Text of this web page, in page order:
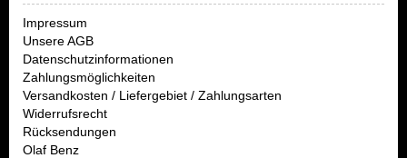
Impressum
Unsere AGB
Datenschutzinformationen
Zahlungsmöglichkeiten
Versandkosten / Liefergebiet / Zahlungsarten
Widerrufsrecht
Rücksendungen
Olaf Benz